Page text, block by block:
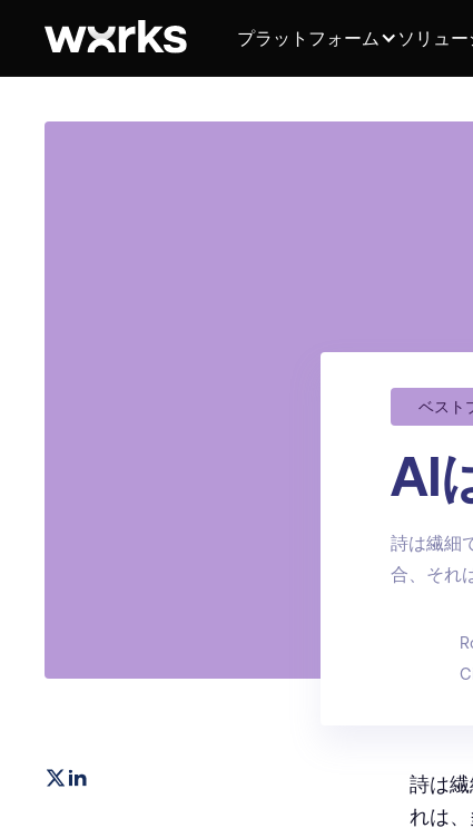
プラットフォーム ソリュ
ベスト
AI
詩は繊細
合、それ
詩は
れは